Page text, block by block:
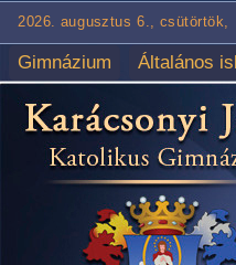
2026. augusztus 6.,
Gimnázium Általános